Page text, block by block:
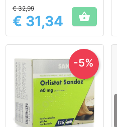
Prijs
€ 32,99
€ 31,34 
-5%